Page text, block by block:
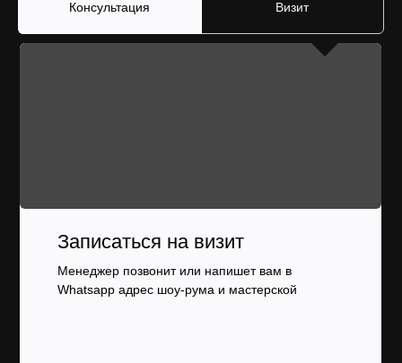
Консультация Визит
Записаться на визит
Менеджер позвонит или напишет вам в
Whatsapp адрес шоу-рума и мастерской